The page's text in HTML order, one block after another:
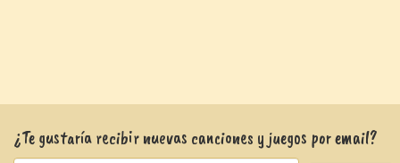
¿Te gustaría recibir nuevas canciones y juegos por email?